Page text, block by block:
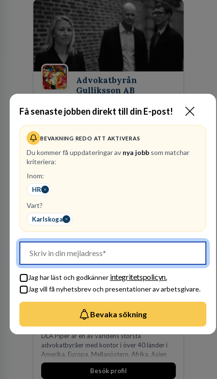
Få senaste jobben direkt till din E-post!
BEVAKNING REDO ATT AKTIVERAS
Du kommer få uppdateringar av nya jobb som matchar
kriteriera:
Inom:
HR
Vart?
Karlskoga
Jag har läst och godkänner integritetspolicyn.
Jag vill få nyhetsbrev och presentationer av arbetsgivare.
Bevaka sökning
Advokatbyrån
Gulliksson AB
affärsjuridik gör oss till förstahandsvalet som
affärsjuridisk advokatbyrå och rådgivare för
kunskapsintensiva och idédrivna företag. Vår
marknadsledande position. Våra klienter väljer
oss för den kompetens som krävs för att
skydda, utveckla och kommersialisera
företagets viktigaste tillgångar.
Advokatfirma DLA
Piper Sweden KB
ADVOKATBYRÅER
DLA Piper är en av världens största
advokatbyråer med kontor i över 40 länder i
Amerika, Europa, Mellanöstern, Afrika, Asien
och Oceanien. Vi är specialister inom
affärsjuridikens alla områden och vi har några
Besök profil